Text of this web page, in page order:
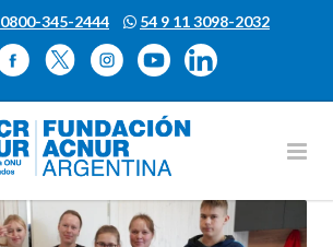
0800-345-2444 54 9 11 3098-2032